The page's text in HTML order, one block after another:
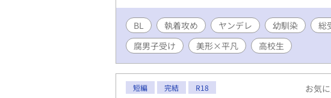
BL 執着攻め ヤンデレ 幼馴染 総
腐男子受け
美形×平凡 高校生
短編 完結 R18 お気